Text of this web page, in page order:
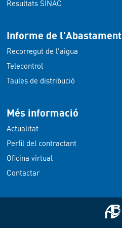
Resultats SINAC
Informe de l'Abastament
Recorregut de l'aigua
Telecontrol
Taules de distribució
Més informació
Actualitat
Perfil del contractant
Oficina virtual
Contactar